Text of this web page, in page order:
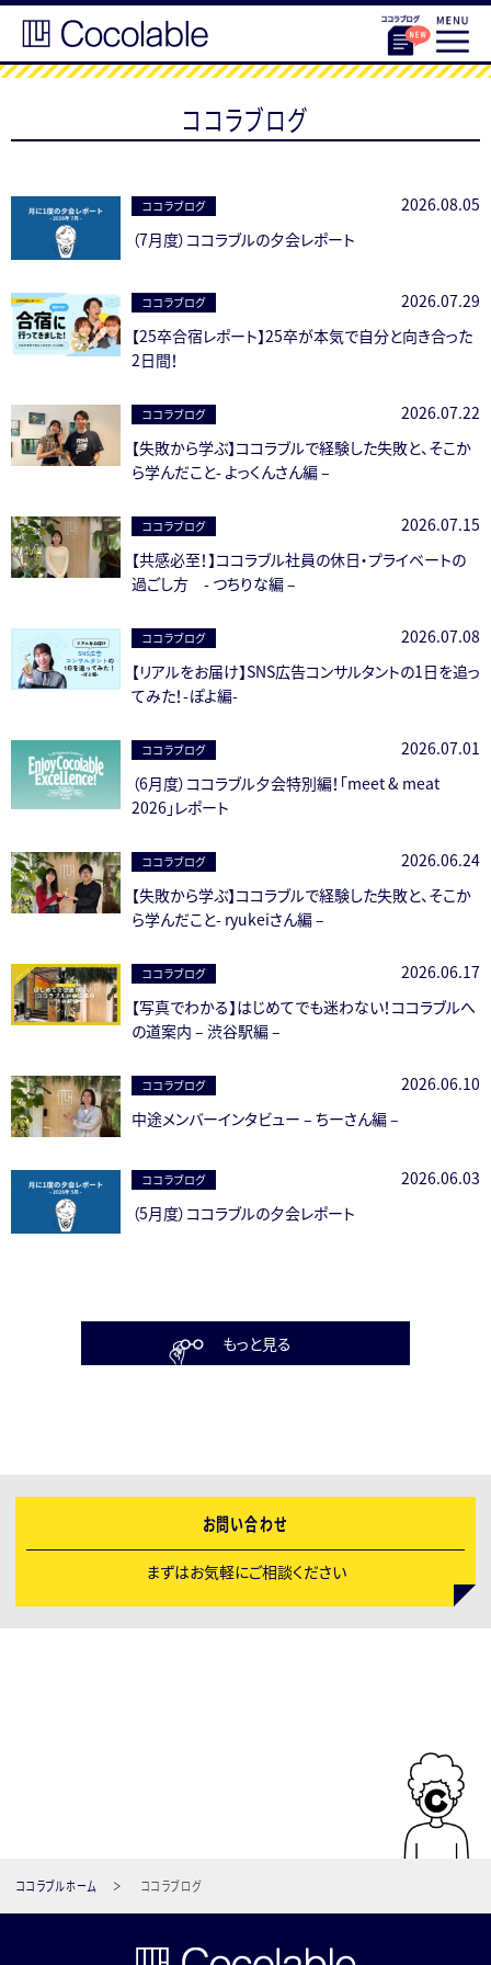
ココラブログ
ココラブログ
2026.08.05
（7月度）ココラブルの夕会レポート
ココラブログ
2026.07.29
【25卒合宿レポート】25卒が本気で自分と向き合った
2日間！
ココラブログ
2026.07.22
【失敗から学ぶ】ココラブルで経験した失敗と、そこか
ら学んだこと- よっくんさん編 –
ココラブログ
2026.07.15
【共感必至！】ココラブル社員の休日・プライベートの
過ごし方 - つちりな編 –
ココラブログ
2026.07.08
【リアルをお届け】SNS広告コンサルタントの1日を追っ
てみた！-ぽよ編-
ココラブログ
2026.07.01
（6月度）ココラブル夕会特別編！「meet & meat
2026」レポート
ココラブログ
2026.06.24
【失敗から学ぶ】ココラブルで経験した失敗と、そこか
ら学んだこと- ryukeiさん編 –
ココラブログ
2026.06.17
【写真でわかる】はじめてでも迷わない！ココラブルへ
の道案内 – 渋谷駅編 –
ココラブログ
2026.06.10
中途メンバーインタビュー – ちーさん編 –
ココラブログ
2026.06.03
（5月度）ココラブルの夕会レポート
もっと見る
お問い合わせ
まずはお気軽にご相談ください
ココラブルホーム ココラブログ